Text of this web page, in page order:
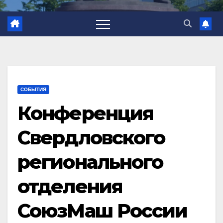
СОБЫТИЯ
Конференция
Свердловского
регионального
отделения
СоюзМаш России